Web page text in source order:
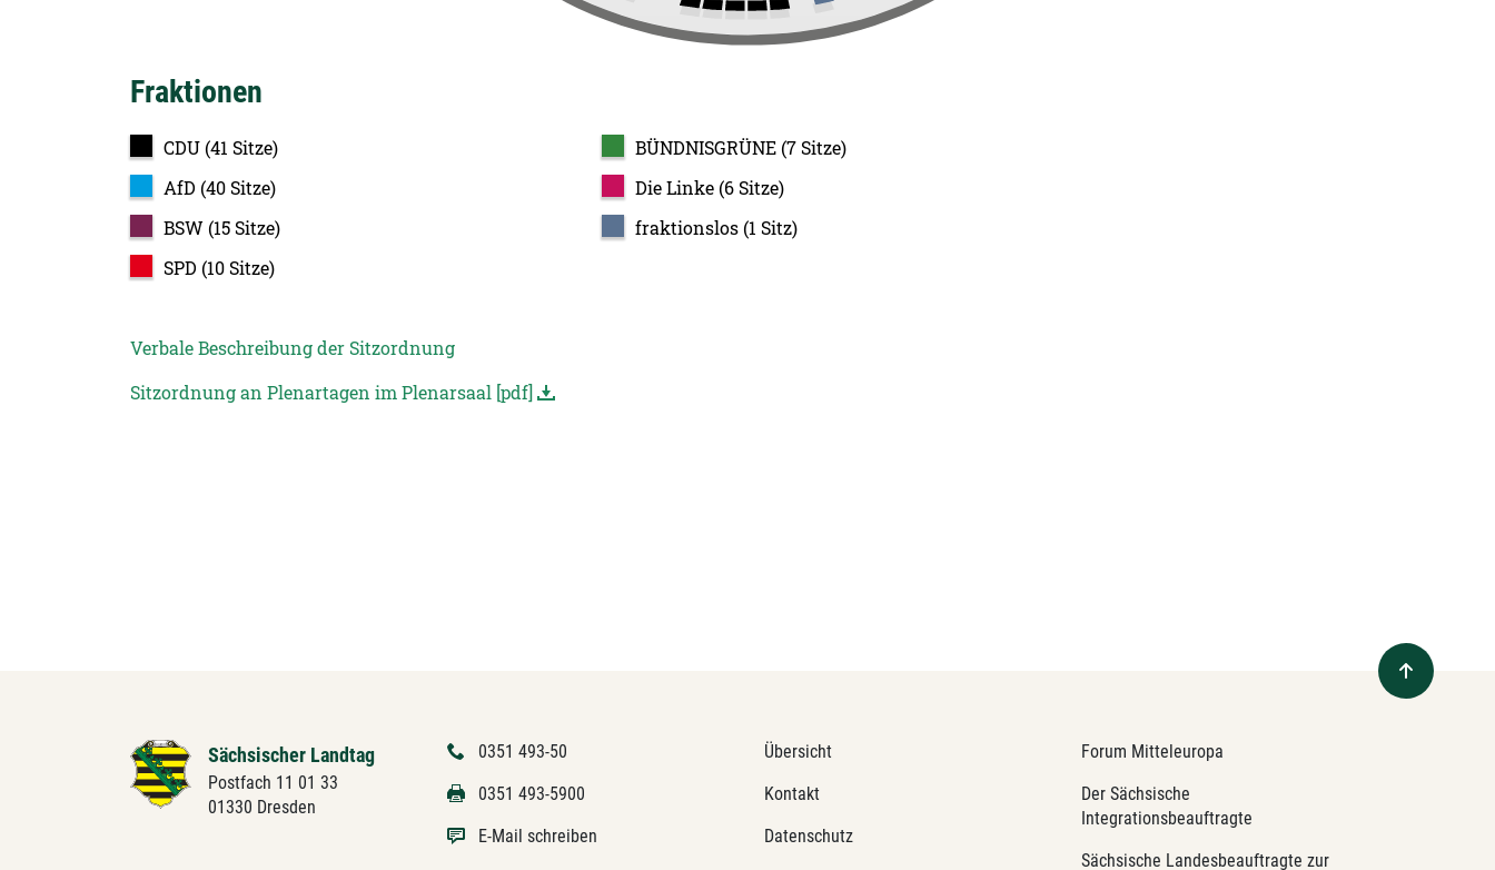
Fraktionen
CDU (41 Sitze)
AfD (40 Sitze)
BSW (15 Sitze)
SPD (10 Sitze)
BÜNDNISGRÜNE (7 Sitze)
Die Linke (6 Sitze)
fraktionslos (1 Sitz)
Verbale Beschreibung der Sitzordnung
Sitzordnung an Plenartagen im Plenarsaal [pdf]
Sächsischer Landtag
Postfach 11 01 33
01330 Dresden
0351 493-50
0351 493-5900
E-Mail schreiben
Übersicht
Kontakt
Datenschutz
Forum Mitteleuropa
Der Sächsische
Integrationsbeauftragte
Sächsische Landesbeauftragte zur